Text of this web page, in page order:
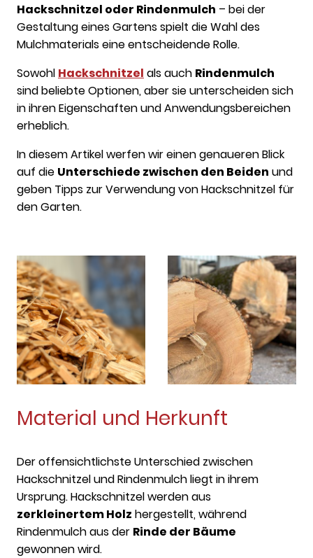
Hackschnitzel oder Rindenmulch – bei der
Gestaltung eines Gartens spielt die Wahl des
Mulchmaterials eine entscheidende Rolle.
Sowohl Hackschnitzel als auch Rindenmulch
sind beliebte Optionen, aber sie unterscheiden sich
in ihren Eigenschaften und Anwendungsbereichen
erheblich.
In diesem Artikel werfen wir einen genaueren Blick
auf die Unterschiede zwischen den Beiden und
geben Tipps zur Verwendung von Hackschnitzel für
den Garten.
Material und Herkunft
Der offensichtlichste Unterschied zwischen
Hackschnitzel und Rindenmulch liegt in ihrem
Ursprung. Hackschnitzel werden aus
zerkleinertem Holz hergestellt, während
Rindenmulch aus der Rinde der Bäume
gewonnen wird.